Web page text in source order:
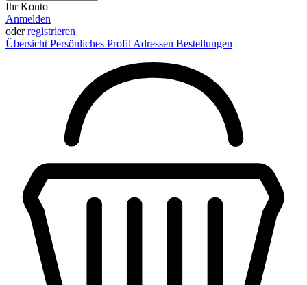
Ihr Konto
Anmelden
oderregistrieren
Übersicht Persönliches Profil Adressen Bestellungen